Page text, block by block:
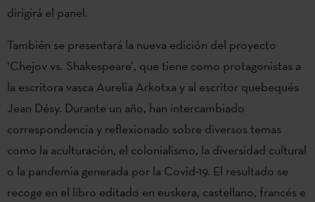
dirigirá el panel.
También se presentará la nueva edición del proyecto
‘Chejov vs. Shakespeare’, que tiene como protagonistas a
la escritora vasca Aurelia Arkotxa y al escritor quebequés
Jean Désy. Durante un año, han intercambiado
correspondencia y reflexionado sobre diversos temas
como la aculturación, el colonialismo, la diversidad cultural
o la pandemia generada por la Covid-19. El resultado se
recoge en el libro editado en euskera, castellano, francés e